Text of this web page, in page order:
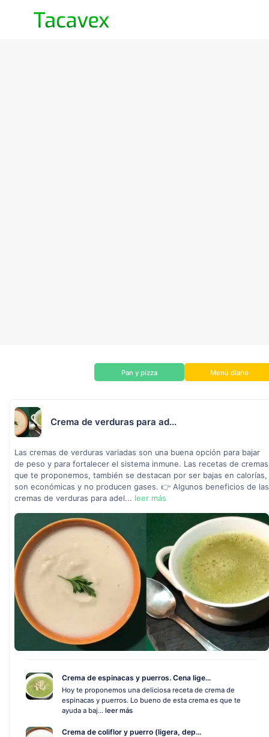
Pan y pizza Menú diario
Crema de verduras para ad...
Las cremas de verduras variadas son una buena opción para bajar
de peso y para fortalecer el sistema inmune. Las recetas de cremas
que te proponemos, también se destacan por ser bajas en calorías,
son económicas y no producen gases. 👉 Algunos beneficios de las
cremas de verduras para adel... leer más
Crema de espinacas y puerros. Cena lige...
Hoy te proponemos una deliciosa receta de crema de
espinacas y puerros. Lo bueno de esta crema es que te
ayuda a baj... leer más
Crema de coliflor y puerro (ligera, dep...